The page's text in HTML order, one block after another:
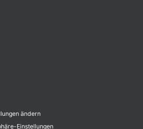
ändern
Einstellungen